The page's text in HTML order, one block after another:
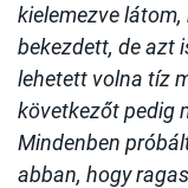
kielemezve
bekezdett, de azt
lehetett volna tíz
következőt pedig
Mindenben
abban, hogy